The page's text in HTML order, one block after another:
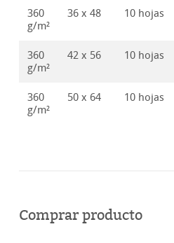
360
g/m²
36 x 48 10 hojas
360
g/m²
42 x 56 10 hojas
360
g/m²
50 x 64 10 hojas
Comprar producto